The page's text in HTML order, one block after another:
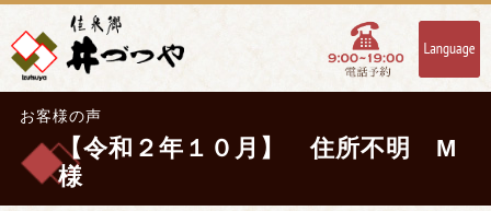
お客様の声
【令和２年１０月】 住所不明 M
様